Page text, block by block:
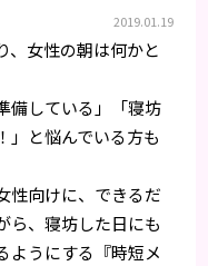
2019.01.19
、女性の朝は何かと
備している」「寝坊
」と悩んでいる方も
性向けに、できるだ
ら、寝坊した日にも
ようにする『時短メ